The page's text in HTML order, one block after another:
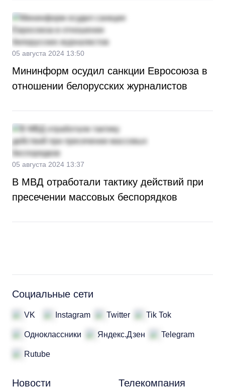
05 августа 2024 13:50
Мининформ осудил санкции Евросоюза в
отношении белорусских журналистов
05 августа 2024 13:37
В МВД отработали тактику действий при
пресечении массовых беспорядков
Новости Телекомпания
Социальные сети
VK Instagram Twitter Tik Tok
Одноклассники Яндекс.Дзен Telegram
Rutube